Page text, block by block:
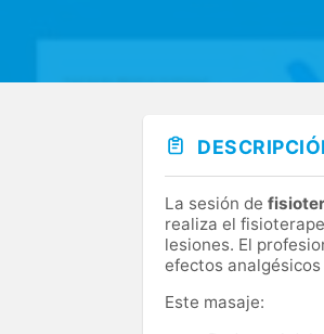
La sesión de
realiza el
lesiones. El
efectos
Este masaje: